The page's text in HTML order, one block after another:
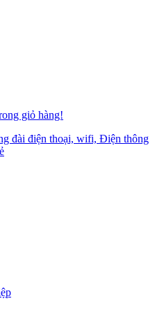
giỏ hàng!